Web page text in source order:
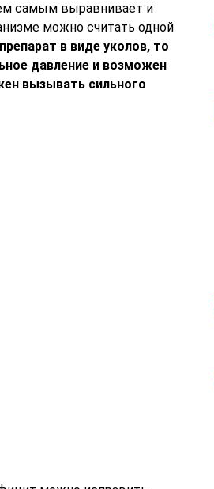
самым выравнивает и
можно считать одной
в виде уколов, то
давление и возможен
вызывать сильного